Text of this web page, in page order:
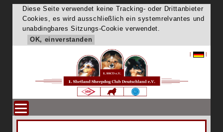
Diese Seite verwendet keine Tracking- oder Drittanbieter
Cookies, es wird ausschließlich ein systemrelvantes und
unabdingbares Sitzungs-Cookie verwendet.
OK, einverstanden